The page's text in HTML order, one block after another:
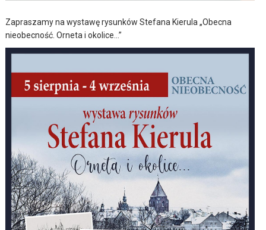
Zapraszamy na wystawę rysunków Stefana Kierula „Obecna
nieobecność. Orneta i okolice…”